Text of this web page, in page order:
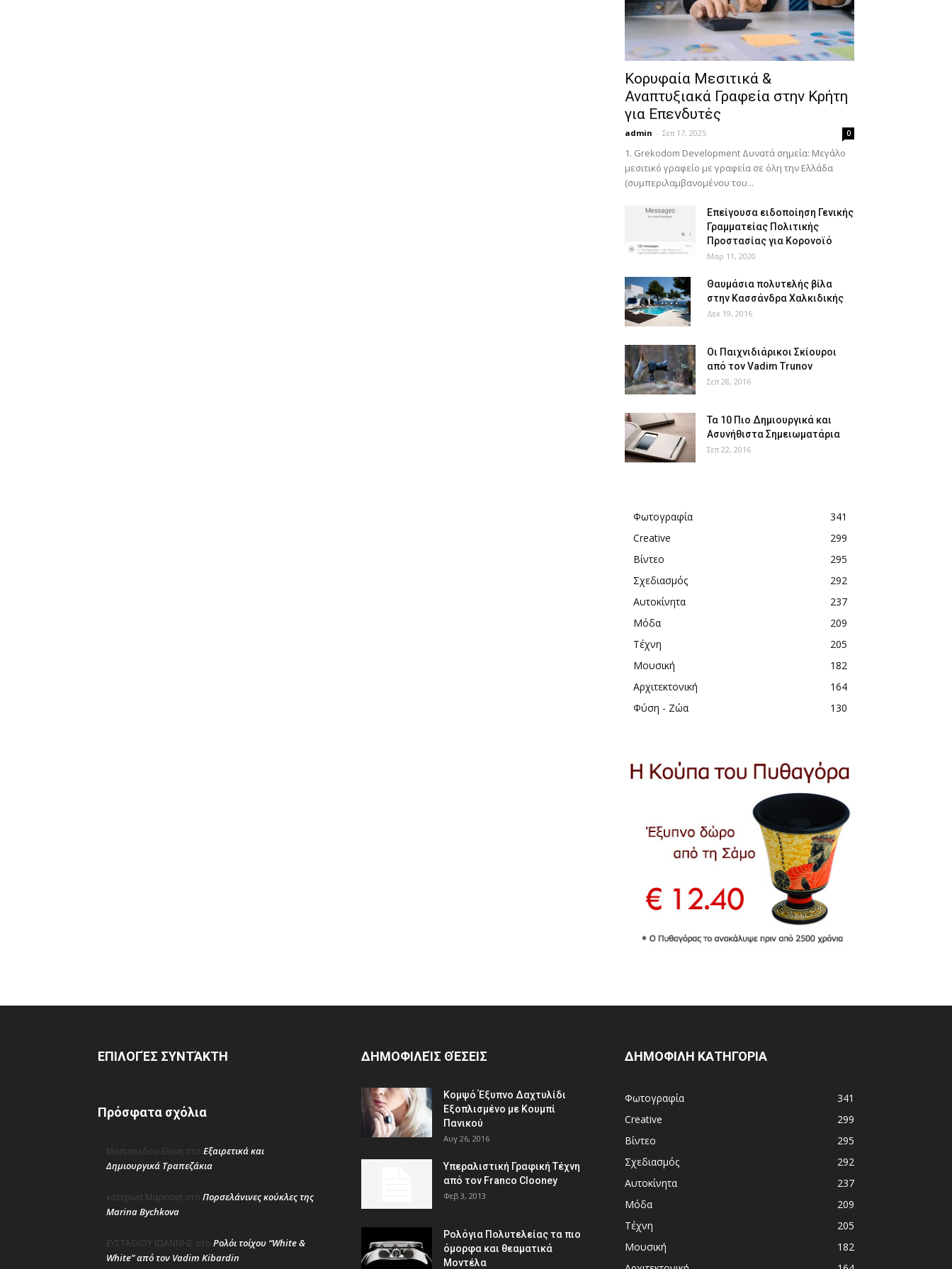
Κορυφαία Μεσιτικά &
Αναπτυξιακά Γραφεία στην Κρήτη
για Επενδυτές
admin - Σεπ 17, 2025 0
1. Grekodom Development Δυνατά σημεία: Μεγάλο
μεσιτικό γραφείο με γραφεία σε όλη την Ελλάδα
(συμπεριλαμβανομένου του...
Επείγουσα ειδοποίηση Γενικής
Γραμματείας Πολιτικής
Προστασίας για Κορονοϊό
Μαρ 11, 2020
Θαυμάσια πολυτελής βίλα
στην Κασσάνδρα Χαλκιδικής
Δεκ 19, 2016
Οι Παιχνιδιάρικοι Σκίουροι
από τον Vadim Trunov
Σεπ 28, 2016
Τα 10 Πιο Δημιουργικά και
Ασυνήθιστα Σημειωματάρια
Σεπ 22, 2016
Φωτογραφία
341
Creative
299
Βίντεο
295
Σχεδιασμός
292
Αυτοκίνητα
237
Μόδα
209
Τέχνη
205
Μουσική
182
Αρχιτεκτονική
164
Φύση - Ζώα
130
ΕΠΙΛΟΓΈΣ ΣΥΝΤΆΚΤΗ
Πρόσφατα σχόλια
Μασμανιδου Ελενη στο Εξαιρετικά και
Δημιουργικά Τραπεζάκια
κατερινα Μαρκακη στο Πορσελάνινες κούκλες της
Marina Bychkova
ΕΥΣΤΑΘΙΟΥ ΙΩΑΝΝΗΣ στο Ρολόι τοίχου “White &
White” από τον Vadim Kibardin
ΔΗΜΟΦΙΛΕΊΣ ΘΈΣΕΙΣ
Κομψό Έξυπνο Δαχτυλίδι
Εξοπλισμένο με Κουμπί
Πανικού
Αυγ 26, 2016
Υπεραλιστική Γραφική Τέχνη
από τον Franco Clooney
Φεβ 3, 2013
Ρολόγια Πολυτελείας τα πιο
όμορφα και θεαματικά
Μοντέλα
ΔΗΜΟΦΙΛΗ ΚΑΤΗΓΟΡΙΑ
Φωτογραφία
341
Creative
299
Βίντεο
295
Σχεδιασμός
292
Αυτοκίνητα
237
Μόδα
209
Τέχνη
205
Μουσική
182